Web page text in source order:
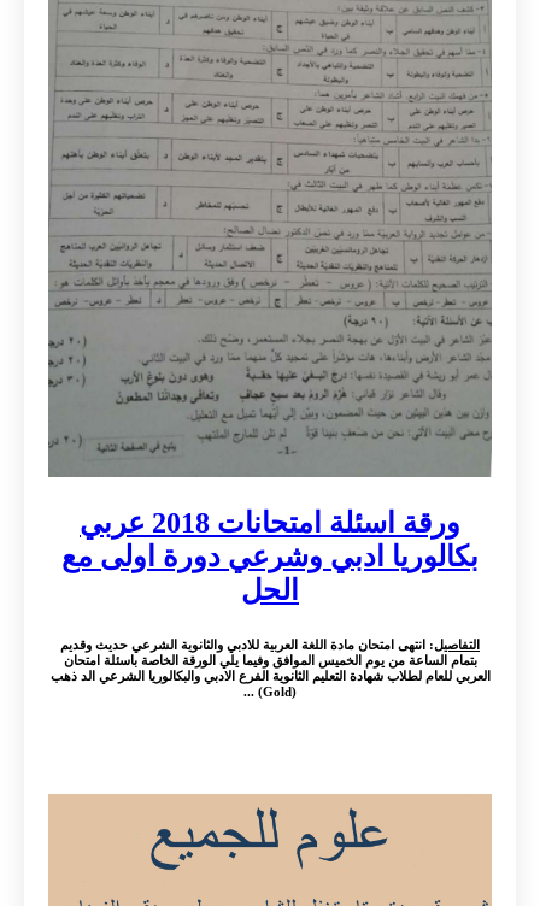
ورقة اسئلة امتحانات 2018 عربي
بكالوريا ادبي وشرعي دورة اولى مع
الحل
التفاصيل: انتهى امتحان مادة اللغة العربية للادبي والثانوية الشرعي حديث وقديم
بتمام الساعة من يوم الخميس الموافق وفيما يلي الورقة الخاصة باسئلة امتحان
العربي للعام لطلاب شهادة التعليم الثانوية الفرع الادبي والبكالوريا الشرعي الد ذهب
(Gold) ...